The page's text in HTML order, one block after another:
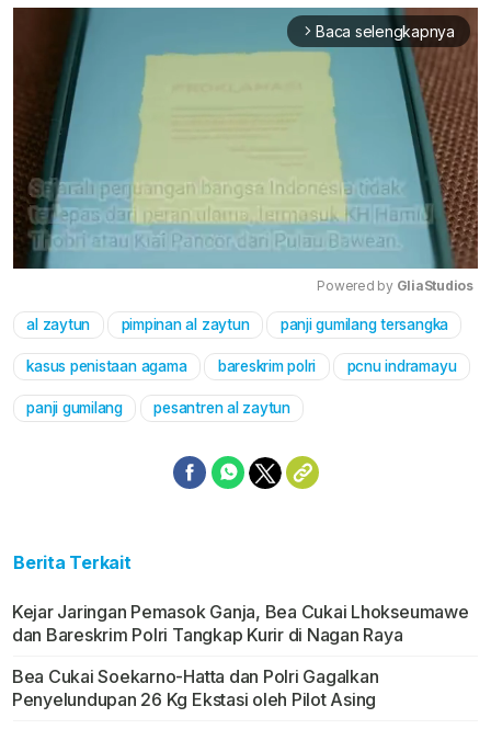
arrow_forward_ios Baca selengkapnya
Mute
Powered by GliaStudios
al zaytun pimpinan al zaytun panji gumilang tersangka
kasus penistaan agama bareskrim polri pcnu indramayu
panji gumilang pesantren al zaytun
Berita Terkait
Kejar Jaringan Pemasok Ganja, Bea Cukai Lhokseumawe
dan Bareskrim Polri Tangkap Kurir di Nagan Raya
Bea Cukai Soekarno-Hatta dan Polri Gagalkan
Penyelundupan 26 Kg Ekstasi oleh Pilot Asing